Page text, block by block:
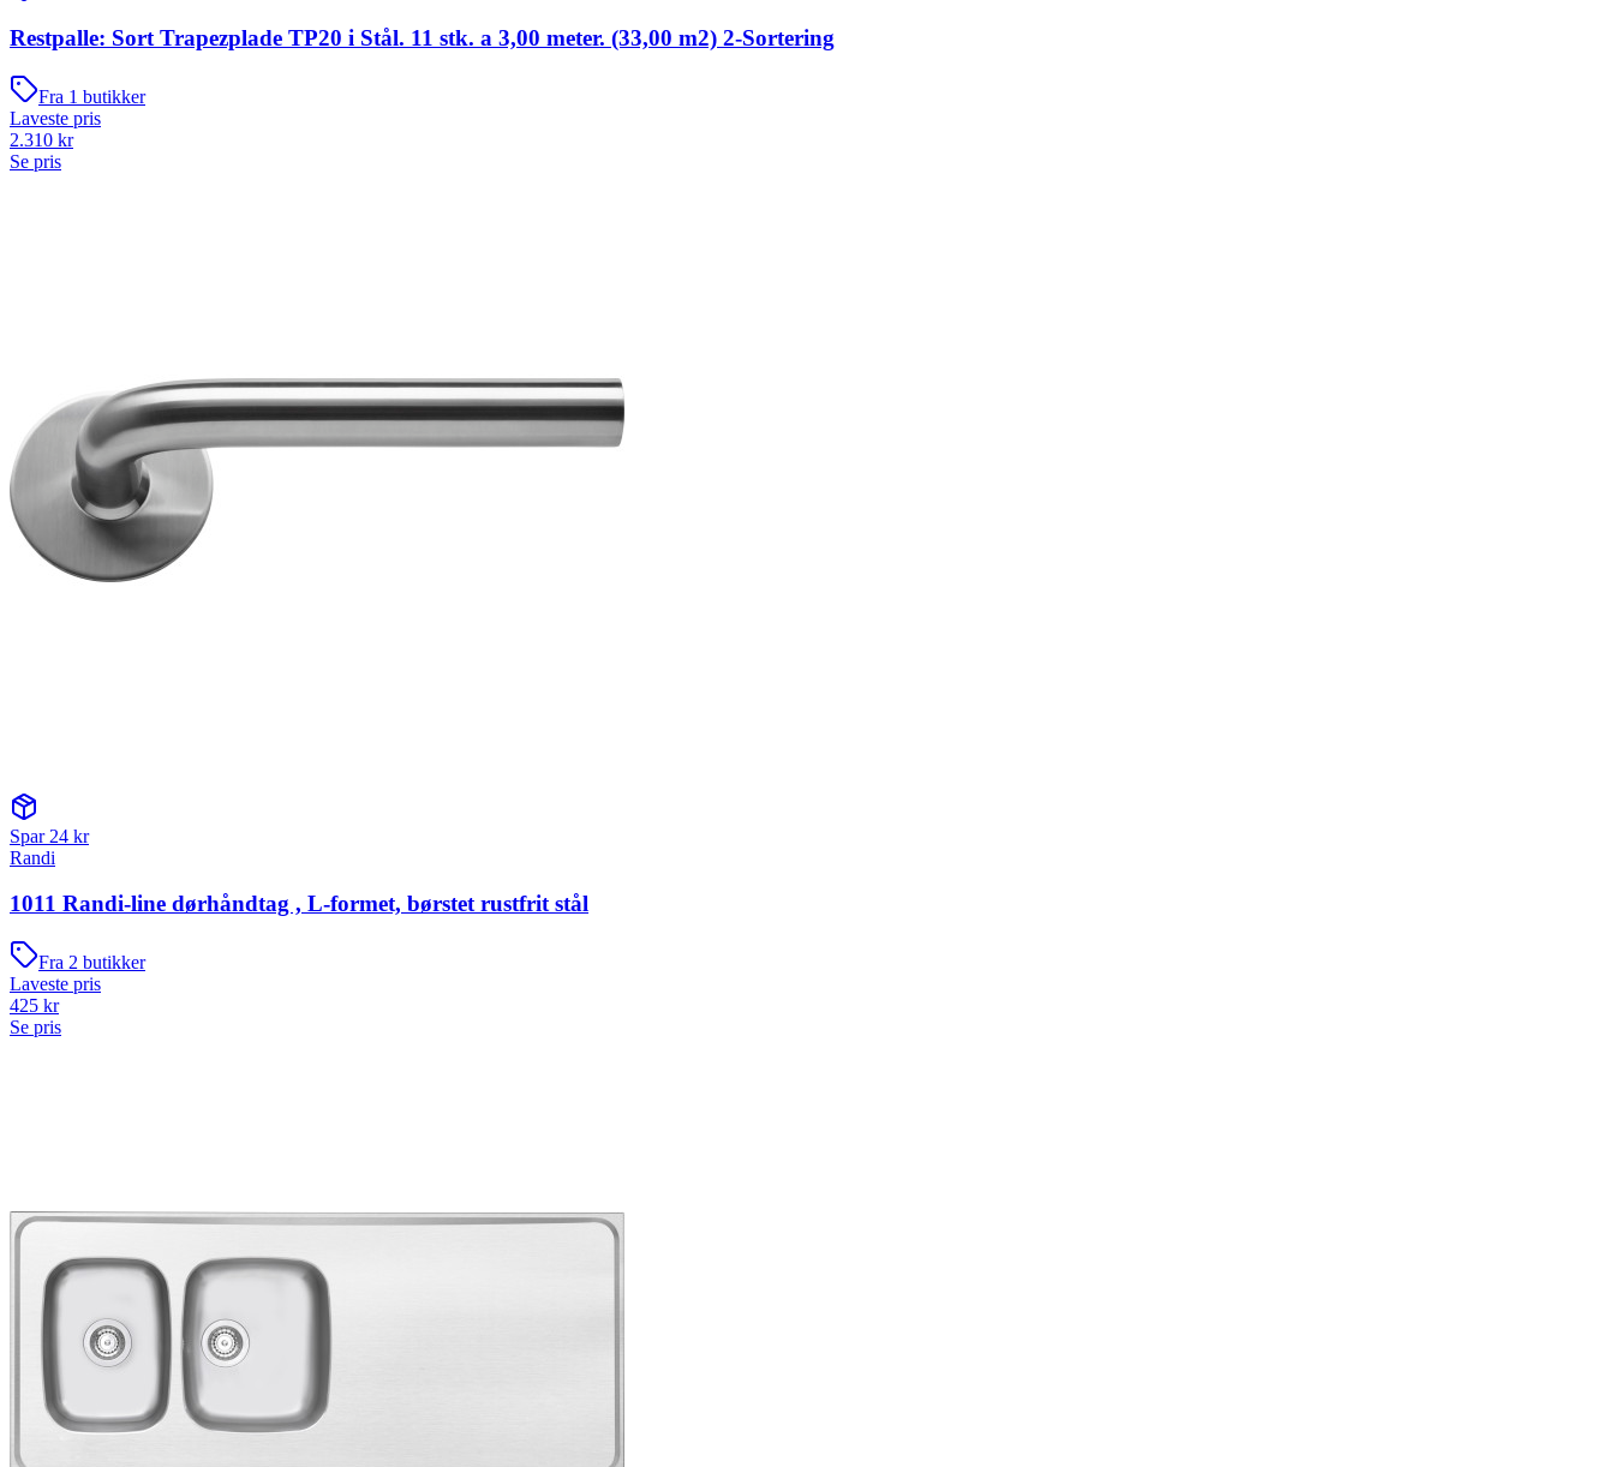
Restpalle: Sort Trapezplade TP20 i Stål. 11 stk. a 3,00 meter. (33,00 m2) 2-Sortering
Fra 1 butikker
Laveste pris
2.310 kr
Se pris
Spar 24 kr
Randi
1011 Randi-line dørhåndtag , L-formet, børstet rustfrit stål
Fra 2 butikker
Laveste pris
425 kr
Se pris